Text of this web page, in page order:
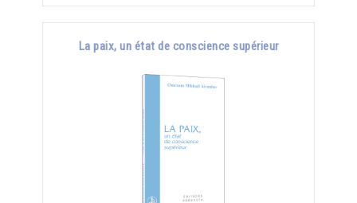
La paix, un état de conscience supérieur